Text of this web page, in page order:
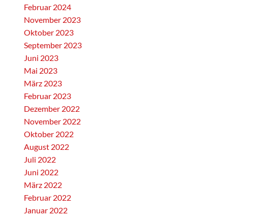
Februar 2024
November 2023
Oktober 2023
September 2023
Juni 2023
Mai 2023
März 2023
Februar 2023
Dezember 2022
November 2022
Oktober 2022
August 2022
Juli 2022
Juni 2022
März 2022
Februar 2022
Januar 2022